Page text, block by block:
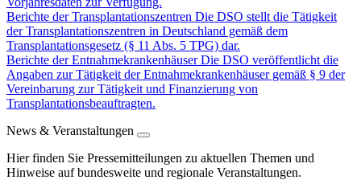
Berichte der Transplantationszentren Die DSO stellt die Tätigkeit
der Transplantationszentren in Deutschland gemäß dem
Transplantationsgesetz (§ 11 Abs. 5 TPG) dar.
Berichte der EntnahmekrankenhäuserDie DSO veröffentlicht die
Angaben zur Tätigkeit der Entnahmekrankenhäuser gemäß § 9 der
Vereinbarung zur Tätigkeit und Finanzierung von
Transplantationsbeauftragten.
News & Veranstaltungen
Hier finden Sie Pressemitteilungen zu aktuellen Themen und
Hinweise auf bundesweite und regionale Veranstaltungen.